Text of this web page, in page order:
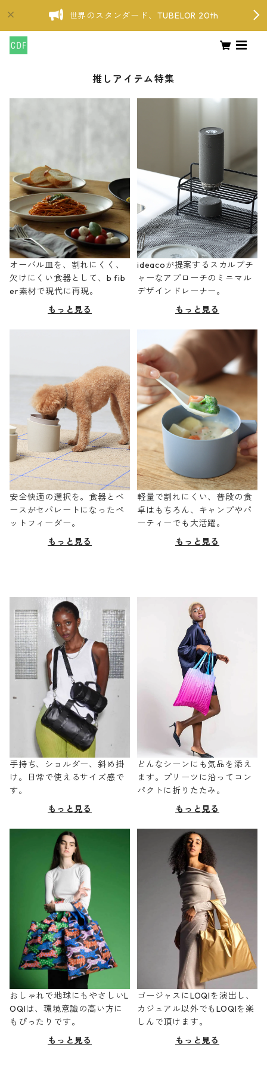
世界のスタンダード、TUBELOR 20th
推しアイテム特集
オーバル皿を、割れにくく、
欠けにくい食器として、b fib
er素材で現代に再現。
もっと見る
ideacoが提案するスカルプチ
ャーなアプローチのミニマル
デザインドレーナー。
もっと見る
安全快適の選択を。食器とベ
ースがセパレートになったペ
ットフィーダー。
もっと見る
軽量で割れにくい、普段の食
卓はもちろん、キャンプやパ
ーティーでも大活躍。
もっと見る
手持ち、ショルダー、斜め掛
け。日常で使えるサイズ感で
す。
もっと見る
どんなシーンにも気品を添え
ます。プリーツに沿ってコン
パクトに折りたたみ。
もっと見る
おしゃれで地球にもやさしいL
OQIは、環境意識の高い方に
もぴったりです。
もっと見る
ゴージャスにLOQIを演出し、
カジュアル以外でもLOQIを楽
しんで頂けます。
もっと見る